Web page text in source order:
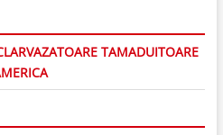
TAMADUITOARE